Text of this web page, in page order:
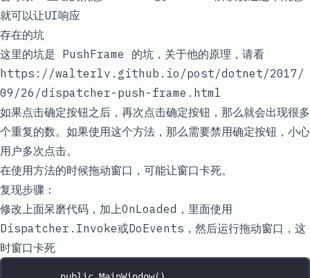
就可以让UI响应
存在的坑
这里的坑是 PushFrame 的坑，关于他的原理，请看
https://walterlv.github.io/post/dotnet/2017/
09/26/dispatcher-push-frame.html
如果点击确定按钮之后，再次点击确定按钮，那么就会出现很多
个重复的数。如果使用这个方法，那么需要禁用确定按钮，小心
用户多次点击。
在使用方法的时候拖动窗口，可能让窗口卡死。
复现步骤：
修改上面呆磨代码，加上OnLoaded ，里面使用
Dispatcher.Invoke或DoEvents ，然后运行拖动窗口，这
时窗口卡死